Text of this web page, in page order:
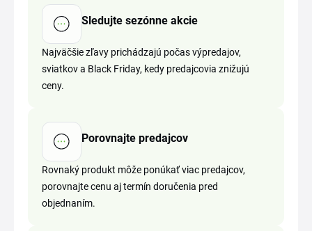
Sledujte sezónne akcie
Najväčšie zľavy prichádzajú počas výpredajov,
sviatkov a Black Friday, kedy predajcovia znižujú
ceny.
Porovnajte predajcov
Rovnaký produkt môže ponúkať viac predajcov,
porovnajte cenu aj termín doručenia pred
objednaním.